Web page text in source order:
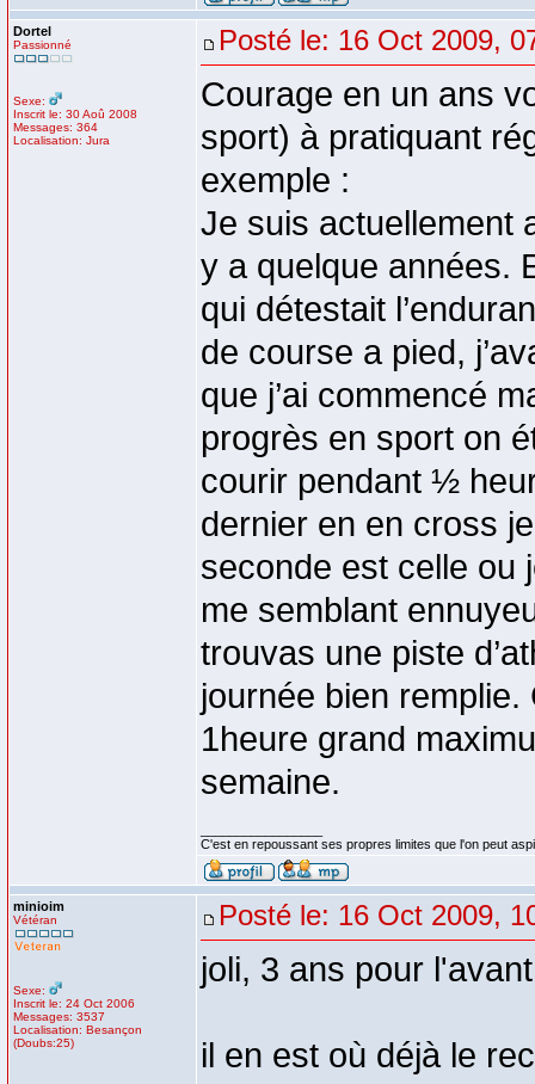
Dortel
Passionné
Sexe:
Inscrit le: 30 Aoû 2008
Messages: 364
Localisation: Jura
Posté le: 16 Oct 2009,
Courage en un ans
sport) à pratiquant
exemple :
Je suis actuellement
y a quelque années.
qui détestait
de course a pied,
que j’ai commencé
progrès en sport on
courir pendant ½
dernier en en cross
seconde est celle ou
me semblant
trouvas une piste
journée bien remplie.
1heure grand
semaine.
C'est en repoussant ses propres limites que l'on peut
minioim
Vétéran
Sexe:
Inscrit le: 24 Oct 2006
Messages: 3537
Localisation: Besançon
(Doubs:25)
Posté le: 16 Oct 2009,
joli, 3 ans pour
il en est où déjà le